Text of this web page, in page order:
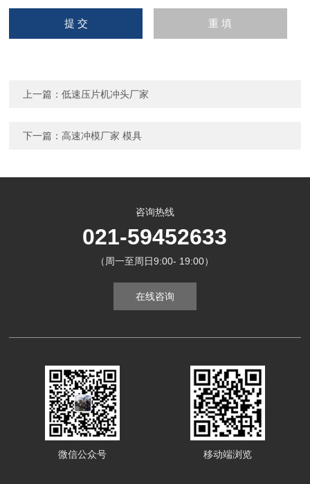
上一篇：低速压片机冲头厂家
下一篇：高速冲模厂家 模具
咨询热线
021-59452633
（周一至周日9:00- 19:00）
在线咨询
微信公众号 移动端浏览